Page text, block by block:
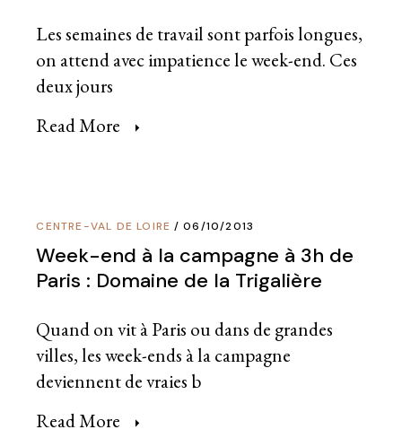
Les semaines de travail sont parfois longues,
on attend avec impatience le week-end. Ces
deux jours
Read More
CENTRE-VAL DE LOIRE 06/10/2013
Week-end à la campagne à 3h de
Paris : Domaine de la Trigalière
Quand on vit à Paris ou dans de grandes
villes, les week-ends à la campagne
deviennent de vraies b
Read More